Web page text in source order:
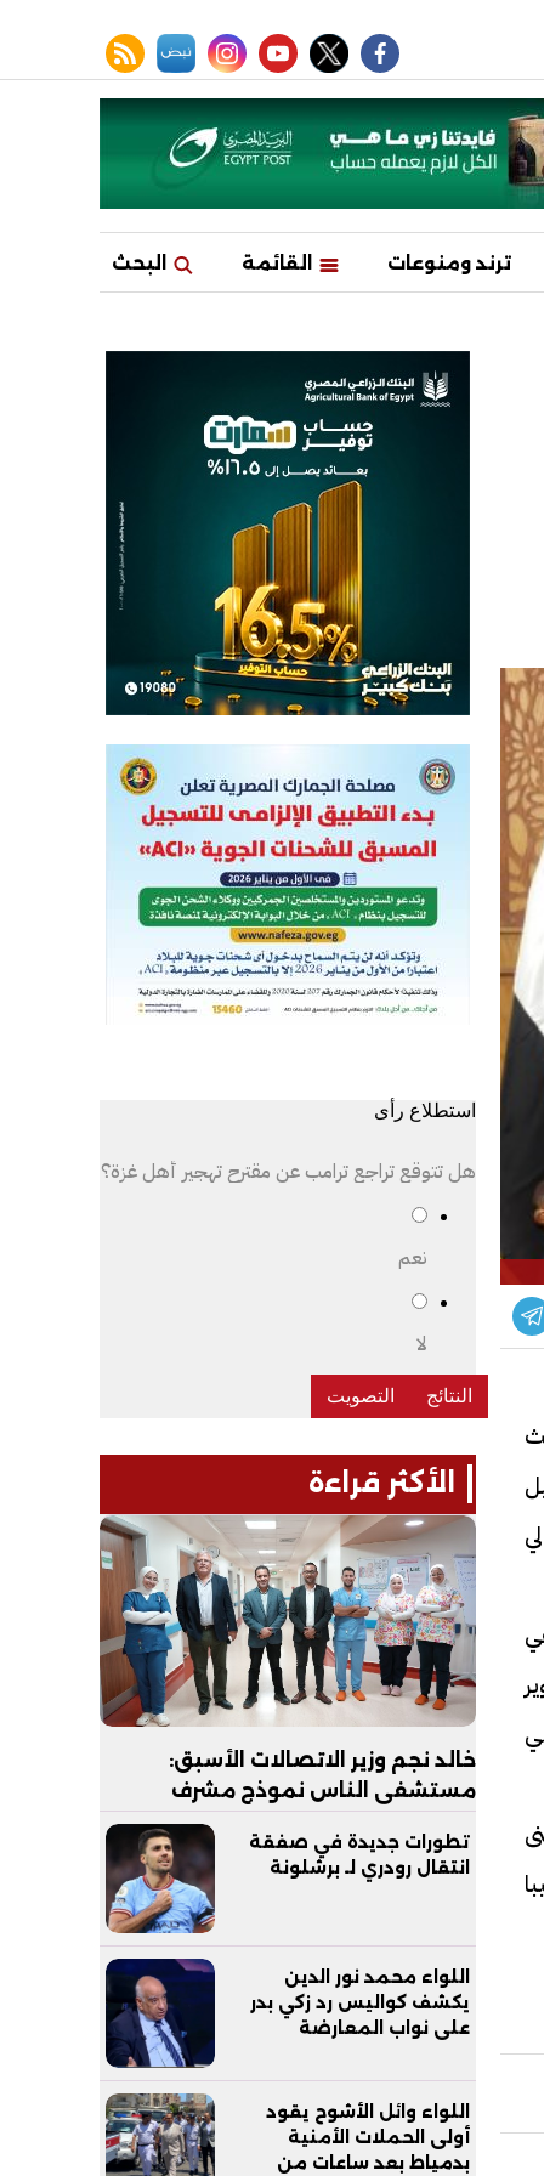
facebook
twitter
youtube
instagram
نبض rss feed
ترند ومنوعات القائمة البحث
استطلاع رأى
هل تتوقع تراجع ترامب عن مقترح تهجير أهل غزة؟
نعم
لا
الأكثر قراءة
خالد نجم وزير الاتصالات الأسبق:
مستشفى الناس نموذج مشرف
للرعاية الصحية المجانية يجب
مساندته
تطورات جديدة في صفقة
انتقال رودري لـ برشلونة
اللواء محمد نور الدين
يكشف كواليس رد زكي بدر
على نواب المعارضة
اللواء وائل الأشوح يقود
أولى الحملات الأمنية
بدمياط بعد ساعات من